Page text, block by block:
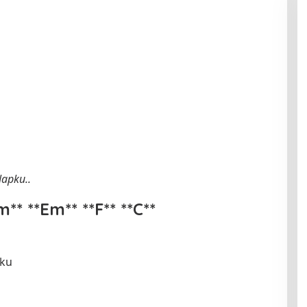
**Em** **F** **C**